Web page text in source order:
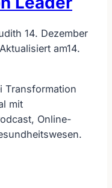
14. Dezember
Aktualisiert am14.
Transformation
mit
Online-